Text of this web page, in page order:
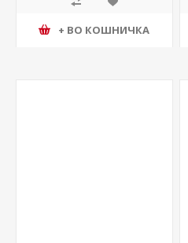
+ ВО КОШНИЧКА